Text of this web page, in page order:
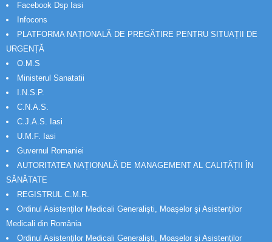
Facebook Dsp Iasi
Infocons
PLATFORMA NAȚIONALĂ DE PREGĂTIRE PENTRU SITUAȚII DE
URGENȚĂ
O.M.S
Ministerul Sanatatii
I.N.S.P.
C.N.A.S.
C.J.A.S. Iasi
U.M.F. Iasi
Guvernul Romaniei
AUTORITATEA NAȚIONALĂ DE MANAGEMENT AL CALITĂȚII ÎN
SĂNĂTATE
REGISTRUL C.M.R.
Ordinul Asistenţilor Medicali Generalişti, Moaşelor şi Asistenţilor
Medicali din România
Ordinul Asistenţilor Medicali Generalişti, Moaşelor şi Asistenţilor